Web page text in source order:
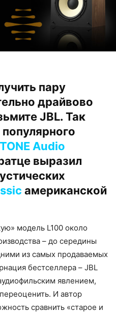
пару
драйвово
JBL. Так
TONE Audio
выразил
американской
модель L100 около
– до середины
из самых продаваемых
бестселлера – JBL
явлением,
И автор
сравнить «старое и